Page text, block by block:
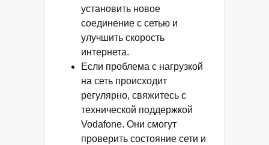
установить новое
соединение с сетью и
улучшить скорость
интернета.
Если проблема с нагрузкой
на сеть происходит
регулярно, свяжитесь с
технической поддержкой
Vodafone. Они смогут
проверить состояние сети и